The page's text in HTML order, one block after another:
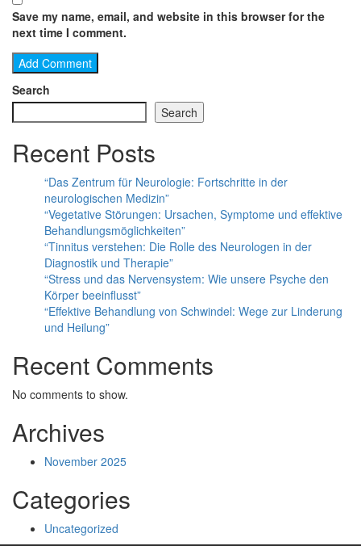
Save my name, email, and website in this browser for the
next time I comment.
Search
Search
Recent Posts
“Das Zentrum für Neurologie: Fortschritte in der
neurologischen Medizin”
“Vegetative Störungen: Ursachen, Symptome und effektive
Behandlungsmöglichkeiten”
“Tinnitus verstehen: Die Rolle des Neurologen in der
Diagnostik und Therapie”
“Stress und das Nervensystem: Wie unsere Psyche den
Körper beeinflusst”
“Effektive Behandlung von Schwindel: Wege zur Linderung
und Heilung”
Recent Comments
No comments to show.
Archives
November 2025
Categories
Uncategorized